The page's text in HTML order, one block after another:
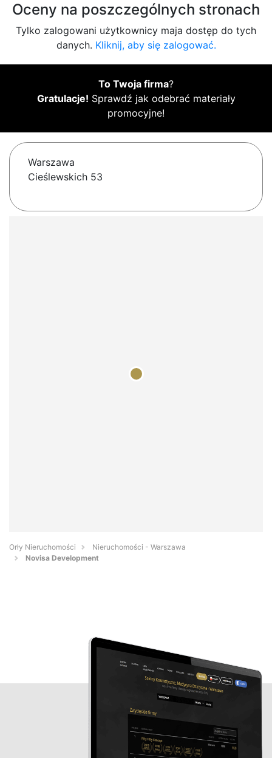
Oceny na poszczególnych stronach
Tylko zalogowani użytkownicy maja dostęp do tych
danych. Kliknij, aby się zalogować.
To Twoja firma?
Gratulacje! Sprawdź jak odebrać materiały
promocyjne!
Warszawa
Cieślewskich 53
Orły Nieruchomości
Nieruchomości - Warszawa
Novisa Development